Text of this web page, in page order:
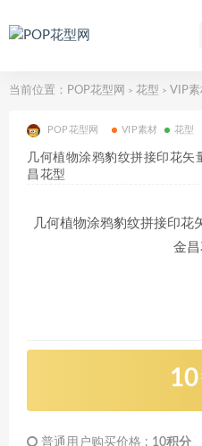
当前位置： POP花型网 > 花型 > VIP素
POP花型网 VIP素材 花型
几何植物涂鸦豹纹拼接印花矢
昌花型
几何植物涂鸦豹纹拼接印花
金
10
普通用户购买价格 : 10积分